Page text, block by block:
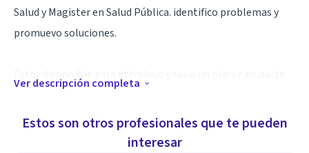
Salud y Magister en Salud Pública. identifico problemas y
promuevo soluciones.
si tienes cualquier tipo de pregunta o comentario sobre mi
Ver descripción completa
Estos son otros profesionales que te pueden
interesar